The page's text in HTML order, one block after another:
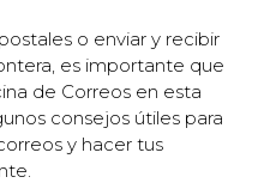
o enviar y recibir
es importante que
de Correos en esta
consejos útiles para
y hacer tus